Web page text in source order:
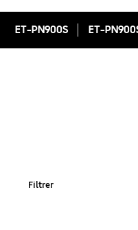
ET-PN900S ET-
Filtrer